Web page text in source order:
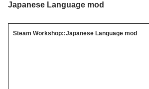
Japanese Language mod
Steam Workshop::Japanese Language mod